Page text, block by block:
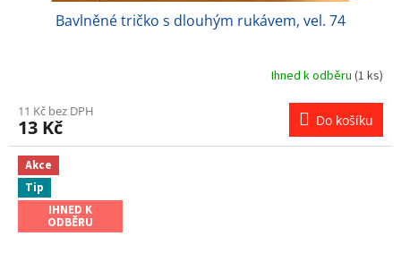
Bavlněné tričko s dlouhým rukávem, vel. 74
Ihned k odběru (1 ks)
11 Kč bez DPH
13 Kč Do košíku
Akce
Tip
IHNED K
ODBĚRU